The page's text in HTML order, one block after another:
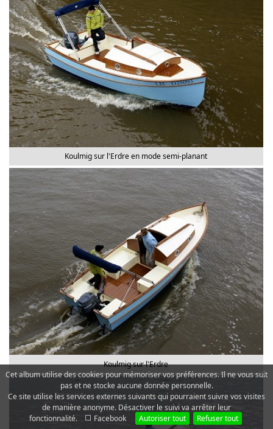
Koulmig sur l'Erdre en mode semi-planant
Koulmig sur l'Erdre
×
Cet album utilise des cookies pour mémoriser vos préférences. Il ne vous suit
pas et ne stocke aucune donnée personnelle.
Ce site utilise les services externes suivants qui pourraient suivre vos visites
de manière anonyme. Désactiver le suivi va arrêter leur
fonctionnalité.
Facebook Autoriser tout Refuser tout